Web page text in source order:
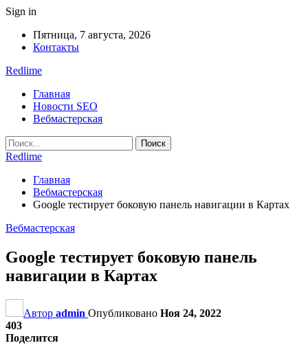
Sign in
Пятница, 7 августа, 2026
Контакты
Redlime
Главная
Новости SEO
Вебмастерская
Redlime
Главная
Вебмастерская
Google тестирует боковую панель навигации в Картах
Вебмастерская
Google тестирует боковую панель
навигации в Картах
Автор admin Опубликовано Ноя 24, 2022
403
Поделится